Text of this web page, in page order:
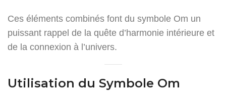
Ces éléments combinés font du symbole Om un
puissant rappel de la quête d’harmonie intérieure et
de la connexion à l’univers.
Utilisation du Symbole Om